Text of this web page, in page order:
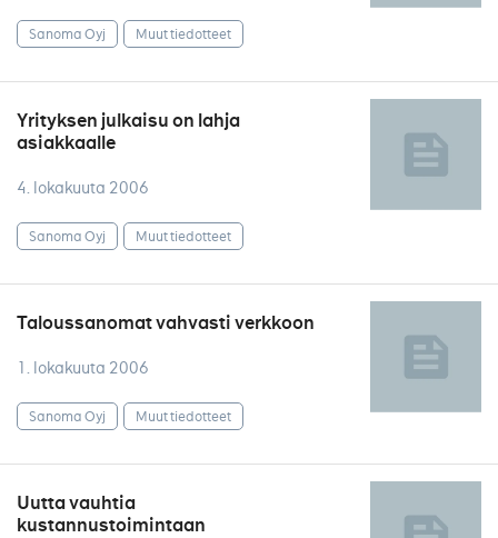
Sanoma Oyj Muut tiedotteet
Yrityksen julkaisu on lahja
asiakkaalle
4. lokakuuta 2006
Sanoma Oyj Muut tiedotteet
Taloussanomat vahvasti verkkoon
1. lokakuuta 2006
Sanoma Oyj Muut tiedotteet
Uutta vauhtia
kustannustoimintaan